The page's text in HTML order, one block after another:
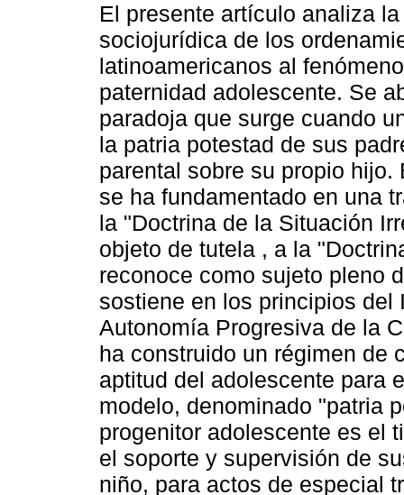
El presente artículo analiza
sociojurídica de los
latinoamericanos al
paternidad adolescente. Se
paradoja que surge cuando
la patria potestad de sus
parental sobre su propio
se ha fundamentado en una
la "Doctrina de la Situación
objeto de tutela , a la
reconoce como sujeto pleno
sostiene en los principios del
Autonomía Progresiva de la
ha construido un régimen de
aptitud del adolescente para
modelo, denominado "patria
progenitor adolescente es el
el soporte y supervisión de
niño, para actos de especial